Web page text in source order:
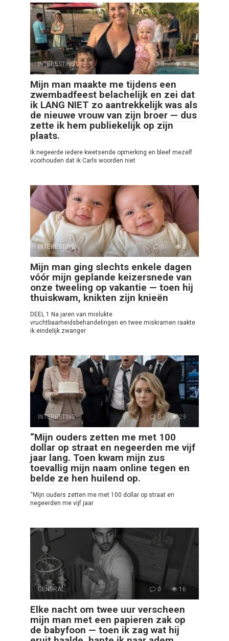
INTERESTING 0 9
Mijn man maakte me tijdens een
zwembadfeest belachelijk en zei dat
ik LANG NIET zo aantrekkelijk was als
de nieuwe vrouw van zijn broer — dus
zette ik hem publiekelijk op zijn
plaats.
Ik negeerde iedere kwetsende opmerking en bleef mezelf
voorhouden dat ik Carls woorden niet
INTERESTING 0 8
Mijn man ging slechts enkele dagen
vóór mijn geplande keizersnede van
onze tweeling op vakantie — toen hij
thuiskwam, knikten zijn knieën
DEEL 1 Na jaren van mislukte
vruchtbaarheidsbehandelingen en twee miskramen raakte
ik eindelijk zwanger
INTERESTING 0 29
“Mijn ouders zetten me met 100
dollar op straat en negeerden me vijf
jaar lang. Toen kwam mijn zus
toevallig mijn naam online tegen en
belde ze hen huilend op.
“Mijn ouders zetten me met 100 dollar op straat en
negeerden me vijf jaar
GENERAL 0 16
Elke nacht om twee uur verscheen
mijn man met een papieren zak op
de babyfoon — toen ik zag wat hij